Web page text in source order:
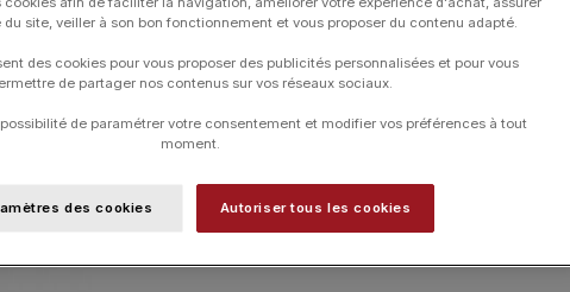
contact de la peau. La taille en « coussin » apporte
BRACELET CORDON ORANGE ET AGATE BLANCHE
ARGENT 925
Catégories : Bracelets, Bracelets, Friandise
site, veiller à son bon fonctionnement et vous proposer du contenu adapté.
des cookies pour vous proposer des publicités personnalisées et pour vous
de partager nos contenus sur vos réseaux sociaux.
de paramétrer votre consentement et modifier vos préférences à tout
moment.
des cookies Autoriser tous les cookies